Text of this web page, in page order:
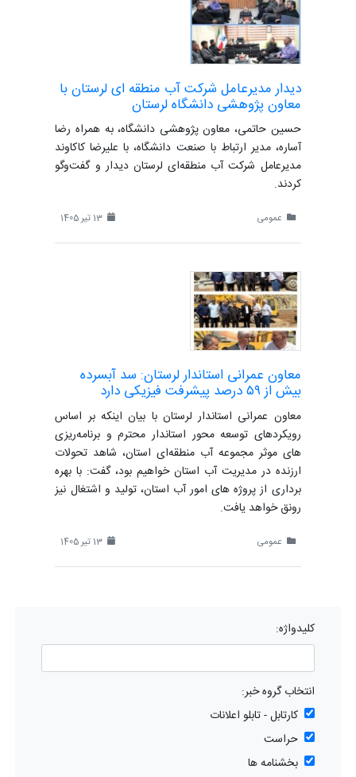
دیدار مدیرعامل شرکت آب منطقه ای لرستان با
معاون پژوهشی دانشگاه لرستان
حسین حاتمی، معاون پژوهشی دانشگاه، به همراه رضا
آساره، مدیر ارتباط با صنعت دانشگاه، با علیرضا کاکاوند
مدیرعامل شرکت آب منطقه‌ای لرستان دیدار و گفت‌وگو
کردند.
عمومی
معاون عمرانی استاندار لرستان: سد آبسرده
بیش از ۵۹ درصد پیشرفت فیزیکی دارد
معاون عمرانی استاندار لرستان با بیان اینکه بر اساس
رویکردهای توسعه محور استاندار محترم و برنامه‌ریزی
های موثر مجموعه آب منطقه‌ای استان، شاهد تحولات
ارزنده در مدیریت آب استان خواهیم بود، گفت: با بهره
برداری از پروژه های امور آب استان، تولید و اشتغال نیز
رونق خواهد یافت.
عمومی
کلیدواژه:
انتخاب گروه خبر:
کارتابل - تابلو اعلانات
حراست
بخشنامه ها